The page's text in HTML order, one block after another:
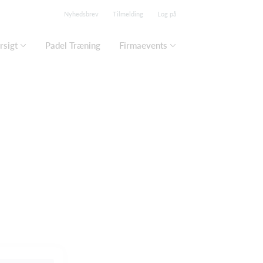
Nyhedsbrev Tilmelding Log på
Padel Træning Firmaevents